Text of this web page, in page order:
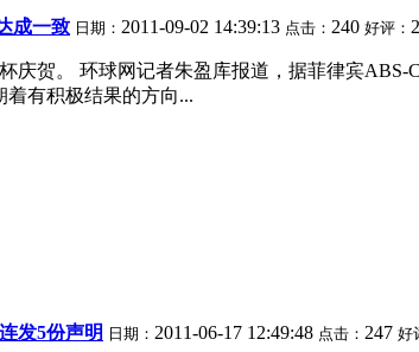
成一致 日期： 2011-09-02 14:39:13 点击： 240 好评： 2
贺。 环球网记者朱盈库报道，据菲律宾
有积极结果的方向...
发5份声明 日期： 2011-06-17 12:49:48 点击： 247 好